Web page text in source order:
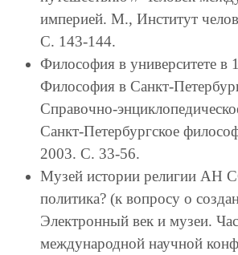
империей. М., Институт
С. 143-144.
Философия в университете в
Философия в Санкт-
Справочно-
Санкт-Петербургское
2003. С. 33-56.
Музей истории религии АН
политика? (к вопросу о
Электронный век и музеи.
международной научной